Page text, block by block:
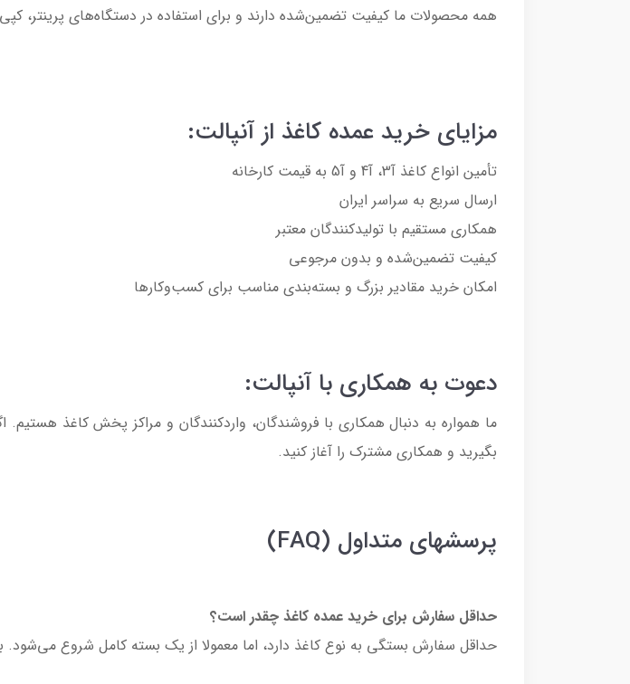
همه محصولات ما کیفیت تضمین‌شده دارند و برای استفاده در دستگاه‌های پرینتر،
مزایای خرید عمده کاغذ از آنپالت:
تأمین انواع کاغذ آ3، آ4 و آ5 به قیمت کارخانه
ارسال سریع به سراسر ایران
همکاری مستقیم با تولیدکنندگان معتبر
کیفیت تضمین‌شده و بدون مرجوعی
امکان خرید مقادیر بزرگ و بسته‌بندی مناسب برای کسب‌وکارها
دعوت به همکاری با آنپالت:
ما همواره به دنبال همکاری با فروشندگان، واردکنندگان و مراکز پخش کاغذ
بگیرید و همکاری مشترک را آغاز کنید.
پرسشهای متداول (FAQ)
حداقل سفارش برای خرید عمده کاغذ چقدر است؟
حداقل سفارش بستگی به نوع کاغذ دارد، اما معمولا از یک بسته کامل شروع